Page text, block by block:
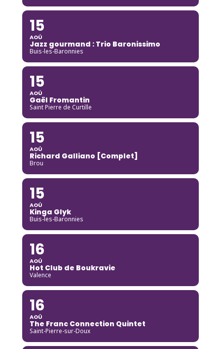
15
AOÛ
Jazz gourmand : Trio Baronissimo
Buis-les-Baronnies
15
AOÛ
Gaël Fromantin
Saint Pierre de Curtille
15
AOÛ
Richard Galliano [Complet]
Brou
15
AOÛ
Kinga Glyk
Buis-les-Baronnies
16
AOÛ
Hot Club de Boukravie
Valence
16
AOÛ
The Franc Connection Quintet
Saint-Pierre-sur-Doux